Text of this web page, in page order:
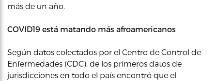
más de un año.
COVID19 está matando más afroamericanos
Según datos colectados por el Centro de Control de
Enfermedades (CDC), de los primeros datos de
jurisdicciones en todo el país encontró que el